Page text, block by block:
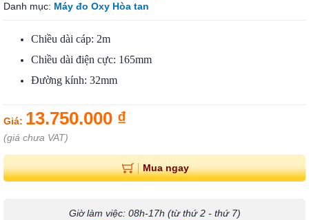
Danh mục: Máy đo Oxy Hòa tan
Chiều dài cáp: 2m
Chiều dài điện cực: 165mm
Đường kính: 32mm
Giá: 13.750.000 ₫
(giá chưa VAT)
Mua ngay
Giờ làm việc: 08h-17h (từ thứ 2 - thứ 7)